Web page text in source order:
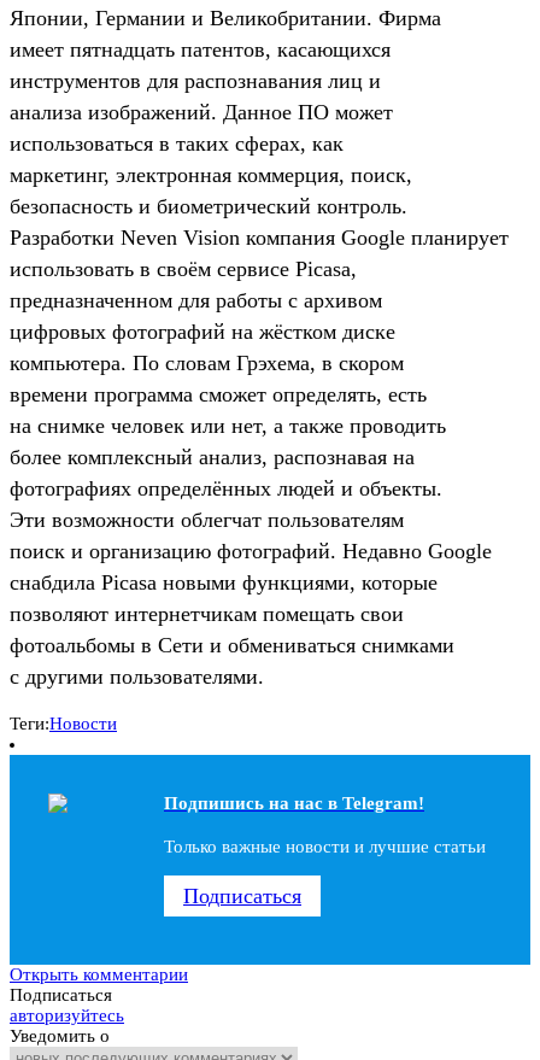
Японии, Германии и Великобритании. Фирма
имеет пятнадцать патентов, касающихся
инструментов для распознавания лиц и
анализа изображений. Данное ПО может
использоваться в таких сферах, как
маркетинг, электронная коммерция, поиск,
безопасность и биометрический контроль.
Разработки Neven Vision компания Google планирует
использовать в своём сервисе Picasa,
предназначенном для работы с архивом
цифровых фотографий на жёстком диске
компьютера. По словам Грэхема, в скором
времени программа сможет определять, есть
на снимке человек или нет, а также проводить
более комплексный анализ, распознавая на
фотографиях определённых людей и объекты.
Эти возможности облегчат пользователям
поиск и организацию фотографий. Недавно Google
снабдила Picasa новыми функциями, которые
позволяют интернетчикам помещать свои
фотоальбомы в Сети и обмениваться снимками
с другими пользователями.
Теги:Новости
Подпишись на наc в Telegram!
Только важные новости и лучшие статьи
Подписаться
Открыть комментарии
Подписаться
авторизуйтесь
Уведомить о